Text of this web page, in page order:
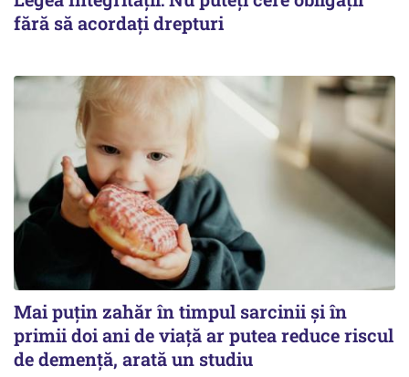
fără să acordați drepturi
Mai puțin zahăr în timpul sarcinii și în
primii doi ani de viață ar putea reduce riscul
de demență, arată un studiu